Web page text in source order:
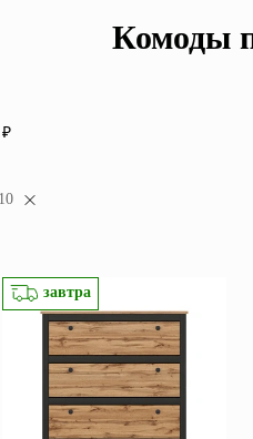
Коллекция Лофт
Вертикальные
зеркала
Комбинированные
матрасы
Комоды
₽
завтра